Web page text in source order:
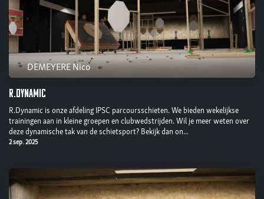
DEMEYERE Nico
R.dynamic
R.Dynamic is onze afdeling IPSC parcoursschieten. We bieden wekelijkse
trainingen aan in kleine groepen en clubwedstrijden. Wil je meer weten over
deze dynamische tak van de schietsport? Bekijk dan on...
2 sep. 2025